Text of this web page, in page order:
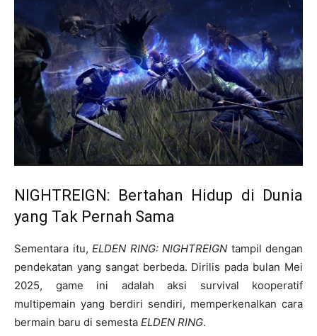
NIGHTREIGN: Bertahan Hidup di Dunia
yang Tak Pernah Sama
Sementara itu, ELDEN RING: NIGHTREIGN tampil dengan
pendekatan yang sangat berbeda. Dirilis pada bulan Mei
2025, game ini adalah aksi survival kooperatif
multipemain yang berdiri sendiri, memperkenalkan cara
bermain baru di semesta ELDEN RING.